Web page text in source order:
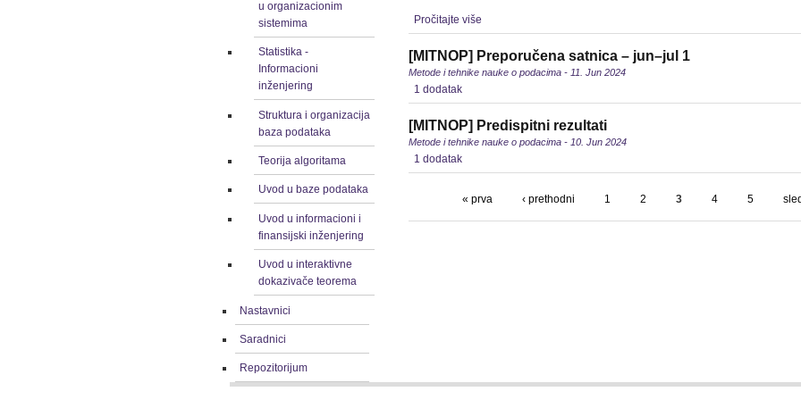
u organizacionim
sistemima
Statistika -
Informacioni
inženjering
Struktura i organizacija
baza podataka
Teorija algoritama
Uvod u baze podataka
Uvod u informacioni i
finansijski inženjering
Uvod u interaktivne
dokazivače teorema
Nastavnici
Saradnici
Repozitorijum
Pročitajte više
[MITNOP] Preporučena satnica – jun–jul 1
Metode i tehnike nauke o podacima - 11. Jun 2024
1 dodatak
[MITNOP] Predispitni rezultati
Metode i tehnike nauke o podacima - 10. Jun 2024
1 dodatak
« prva ‹ prethodni 1 2 3 4 5